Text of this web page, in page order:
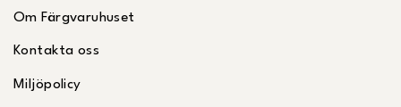
Om Färgvaruhuset
Kontakta oss
Miljöpolicy